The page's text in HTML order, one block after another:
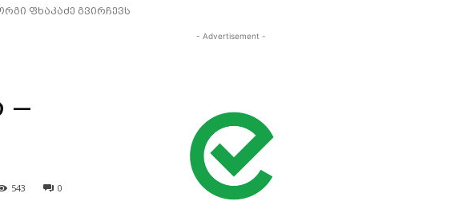
ფხაკაძე გვირჩევს
–
0
543
- Advertisement -